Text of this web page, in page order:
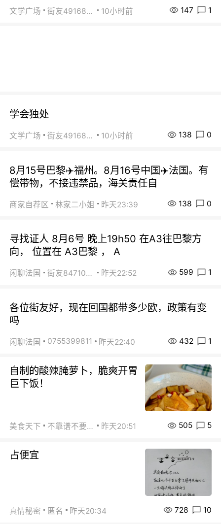
文学广场 街友49168527 10小时前 147 1
学会独处
文学广场 街友49168527 10小时前 138 0
8月15号巴黎✈️福州。8月16号中国✈️法国。有
偿带物，不接违禁品，海关责任自
商家自荐区 林家二小姐 昨天23:39 138 0
寻找证人 8月6号 晚上19h50 在A3往巴黎方
向， 位置在 A3巴黎 ， A
闲聊法国 街友84710671 昨天22:52 599 1
各位街友好，现在回国都带多少欧，政策有变
吗
闲聊法国 0755399811 昨天22:40 432 1
自制的酸辣腌萝卜，脆爽开胃
巨下饭！
美食天下 不靠谱不要联系 昨天20:51 505 5
占便宜
真情秘密 匿名 昨天20:34 728 10